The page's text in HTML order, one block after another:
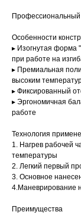
Профессиональный
Особенности
▸ Изогнутая форма
при работе на
▸ Премиальная
высоким
▸ Фиксированный
▸ Эргономичная
работе
Технология
1. Нагрев рабочей
температуры
2. Легкий первый
3. Основное
4.Маневрирование
Преимущества